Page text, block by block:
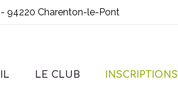
- 94220 Charenton-le-Pont
LE CLUB INSCRIPTIONS